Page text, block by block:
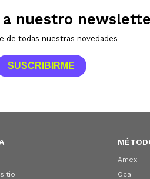
Amex
Oca
nuestro
de todas nuestras novedades
SUSCRIBIRME